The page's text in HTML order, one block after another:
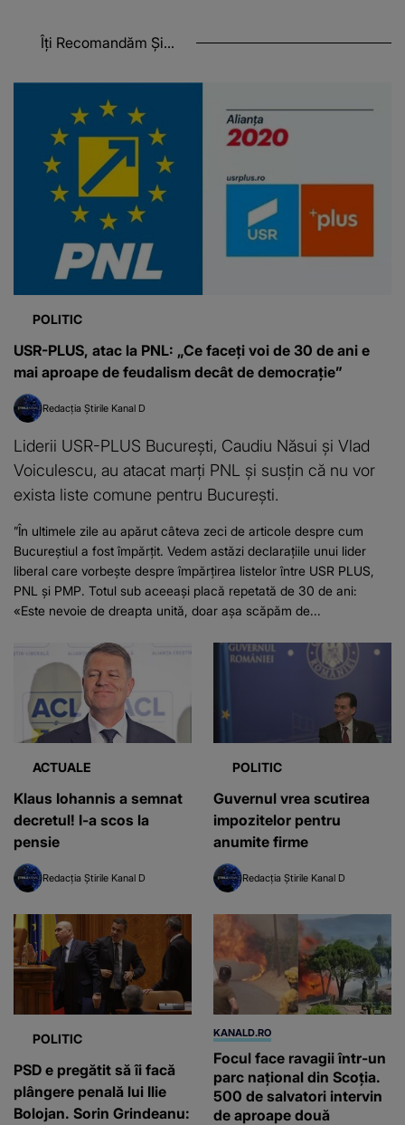
Îți Recomandăm Și...
POLITIC
USR-PLUS, atac la PNL: „Ce faceţi voi de 30 de ani e
mai aproape de feudalism decât de democraţie”
Redacția Știrile Kanal D
Liderii USR-PLUS București, Caudiu Năsui și Vlad
Voiculescu, au atacat marți PNL și susțin că nu vor
exista liste comune pentru București.
”În ultimele zile au apărut câteva zeci de articole despre cum
Bucureştiul a fost împărţit. Vedem astăzi declaraţiile unui lider
liberal care vorbeşte despre împărţirea listelor între USR PLUS,
PNL şi PMP. Totul sub aceeaşi placă repetată de 30 de ani:
«Este nevoie de dreapta unită, doar aşa scăpăm de...
ACTUALE
Klaus Iohannis a semnat
decretul! I-a scos la
pensie
Redacția Știrile Kanal D
POLITIC
Guvernul vrea scutirea
impozitelor pentru
anumite firme
Redacția Știrile Kanal D
POLITIC
PSD e pregătit să îi facă
plângere penală lui Ilie
Bolojan. Sorin Grindeanu:
KANALD.RO
Focul face ravagii într-un
parc național din Scoția.
500 de salvatori intervin
de aproape două